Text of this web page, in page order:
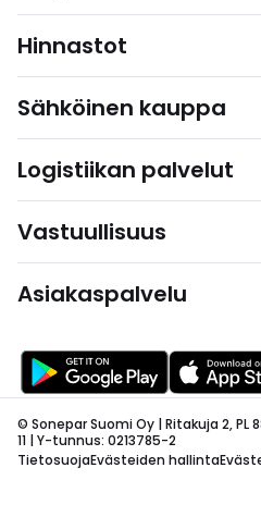
Hinnastot
Sähköinen kauppa
Logistiikan palvelut
Vastuullisuus
Asiakaspalvelu
© Sonepar Suomi Oy | Ritakuja 2, PL
11 | Y-tunnus: 0213785-2
TietosuojaEvästeiden hallinta